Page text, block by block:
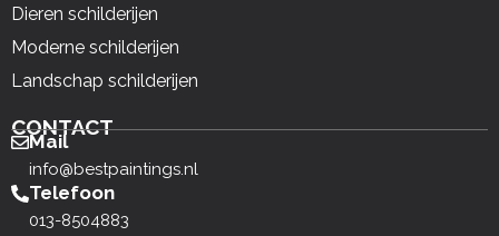
Dieren schilderijen
Moderne schilderijen
Landschap schilderijen
CONTACT
Mail
info@bestpaintings.nl
Telefoon
013-8504883